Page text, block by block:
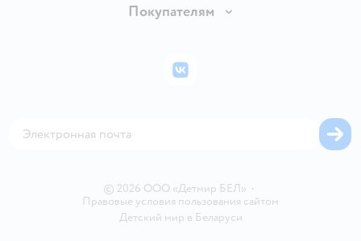
Правила продажи
Политика использования файлов cookie
Вакансии
Покупателям
Бонусные карты
© 2026 ООО «Детмир БЕЛ» •
Правовые условия пользования сайтом
Детский мир в Беларуси
ВКонтакте